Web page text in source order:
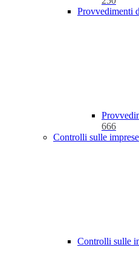
Provvedimenti
666
Controlli sulle imprese
Controlli sulle